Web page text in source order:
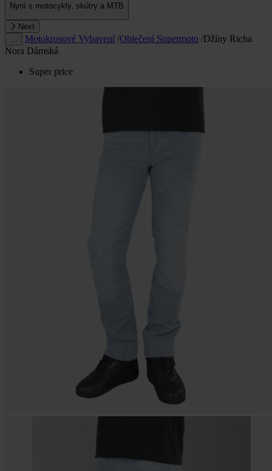
Nyní s motocykly, skútry a MTB
Next
Motokrosové Vybavení /Oblečení Supermoto /Džíny Richa
Nora Dámská
Super price